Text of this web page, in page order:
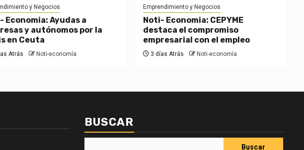
y Negocios
Economia: Ayudas a
y autónomos por la
en Ceuta
Atrás Noti-economía
Emprendimiento y Negocios
Noti- Economia: CEPYME
destaca el compromiso
empresarial con el empleo
3 días Atrás Noti-economía
BUSCAR
Buscar